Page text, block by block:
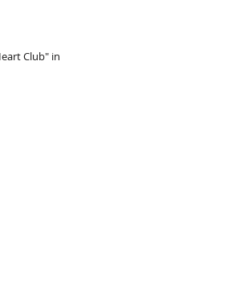
Club" in